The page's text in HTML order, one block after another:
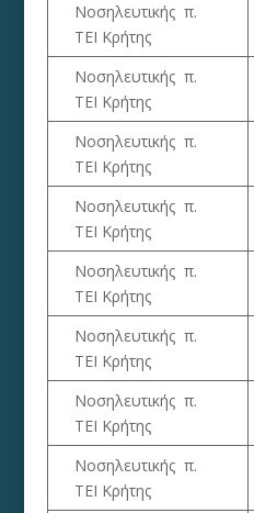
Νοσηλευτικής π.
ΤΕΙ Κρήτης
Νοσηλευτικής π.
ΤΕΙ Κρήτης
Νοσηλευτικής π.
ΤΕΙ Κρήτης
Νοσηλευτικής π.
ΤΕΙ Κρήτης
Νοσηλευτικής π.
ΤΕΙ Κρήτης
Νοσηλευτικής π.
ΤΕΙ Κρήτης
Νοσηλευτικής π.
ΤΕΙ Κρήτης
Νοσηλευτικής π.
ΤΕΙ Κρήτης